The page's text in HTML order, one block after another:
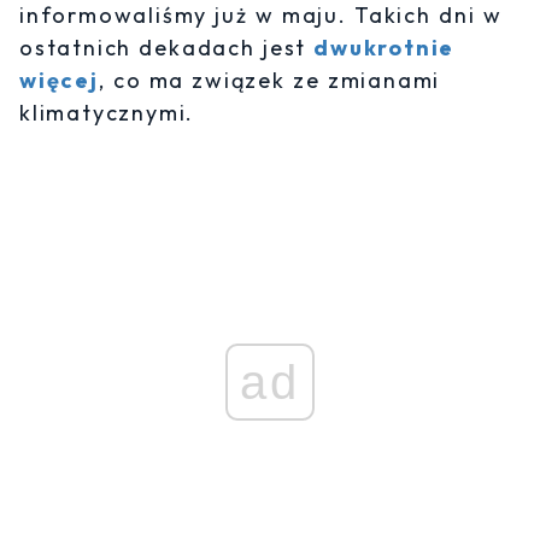
informowaliśmy już w maju. Takich dni w
ostatnich dekadach jest dwukrotnie
więcej, co ma związek ze zmianami
klimatycznymi.
ad